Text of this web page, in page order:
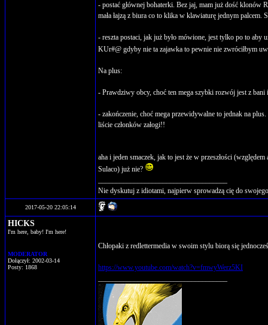
- postać głównej bohaterki. Bez jaj, mam już dość klonów
mała łajzą z biura co to klika w klawiaturę jednym
- reszta postaci, jak już było mówione, jest tylko po to
KUr#@ gdyby nie ta zajawka to pewnie nie zwróciłbym
Na plus:
- Prawdziwy obcy, choć ten mega szybki rozwój jest z bani
- zakończenie, choć mega przewidywalne to jednak na
liście członków załogi!!
aha i jeden smaczek, jak to jest że w przeszłości
Sulaco) już nie?
Nie dyskutuj z idiotami, najpierw sprowadzą cię do
2017-05-20 22:05:14
HICKS
I'm here, baby! I'm here!
MODERATOR
Dołączył: 2002-03-14
Posty: 1868
Chłopaki z redlettermedia w swoim stylu biorą się
https://www.youtube.com/watch?v=fmwyWerz5KI